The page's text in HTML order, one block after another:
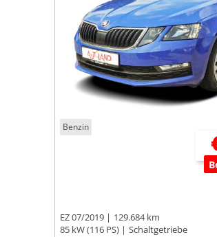
Benzin
EZ 07/2019
129.684 km
85 kW (116 PS)
Schaltgetriebe